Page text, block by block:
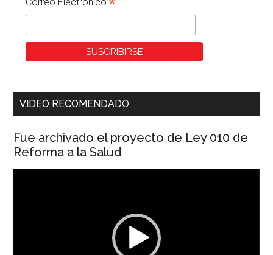
*
VIDEO RECOMENDADO
Fue archivado el proyecto de Ley 010 de
Reforma a la Salud